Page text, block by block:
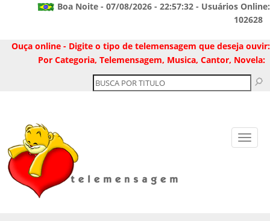
Boa Noite - 07/08/2026 - 22:57:32 - Usuários Online:
102628
Ouça online - Digite o tipo de telemensagem que deseja ouvir:
Por Categoria, Telemensagem, Musica, Cantor, Novela: